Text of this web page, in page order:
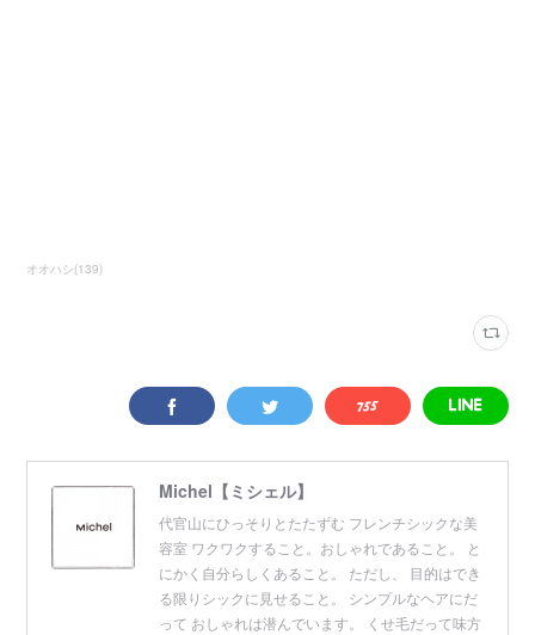
オオハシ(139)
Michel【ミシェル】
代官山にひっそりとたたずむ フレンチシックな美
容室 ワクワクすること。おしゃれであること。 と
にかく自分らしくあること。 ただし、 目的はでき
る限りシックに見せること。 シンプルなヘアにだ
って おしゃれは潜んでいます。 くせ毛だって味方